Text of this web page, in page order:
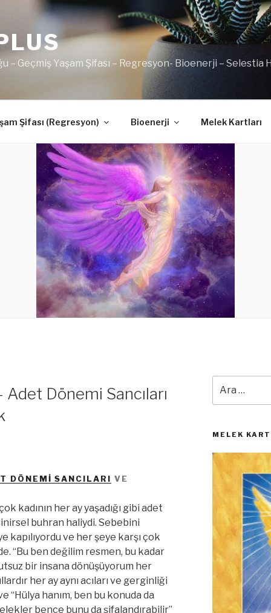
– Geçmiş Yaşam Şifası – Regresyon- Bioenerji – Selestia
Şifası (Regresyon) Bioenerji Melek Kartları
Adet Dönemi Sancıları
DÖNEMI SANCILARI VE
kadının her ay yaşadığı gibi adet
buhran haliydi. Sebebini
kapılıyordu ve her şeye karşı çok
“Bu ben değilim resmen, bu kadar
bir insana dönüşüyorum her
her ay aynı acıları ve gerginliği
“Hülya hanım, ben bu konuda da
bence bunu da şifalandırabilir”
MELEK